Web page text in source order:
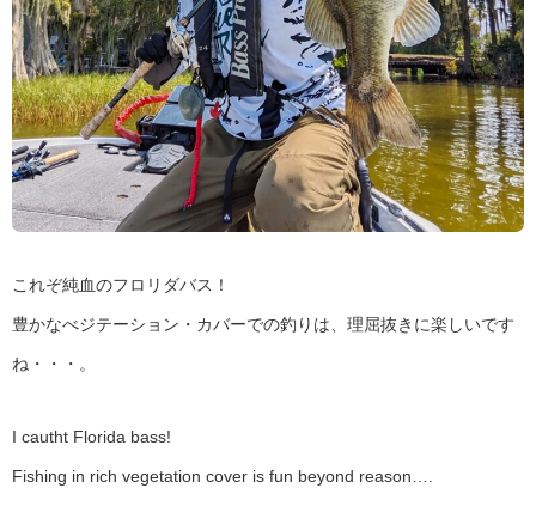
これぞ純血のフロリダバス！
豊かなべジテーション・カバーでの釣りは、理屈抜きに楽しいです
ね・・・。
I cautht Florida bass!
Fishing in rich vegetation cover is fun beyond reason….